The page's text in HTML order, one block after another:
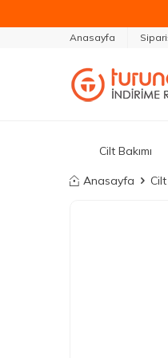
Anasayfa
Cilt Bakımı
Anasayfa Cilt